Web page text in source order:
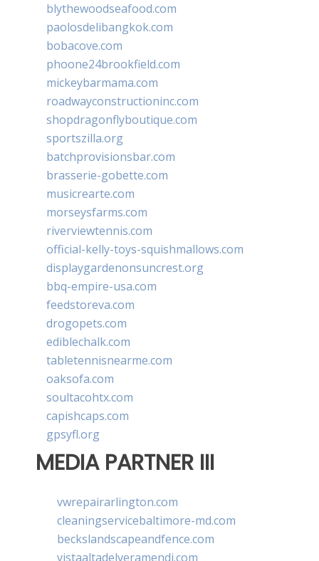
blythewoodseafood.com
paolosdelibangkok.com
bobacove.com
phoone24brookfield.com
mickeybarmama.com
roadwayconstructioninc.com
shopdragonflyboutique.com
sportszilla.org
batchprovisionsbar.com
brasserie-gobette.com
musicrearte.com
morseysfarms.com
riverviewtennis.com
official-kelly-toys-squishmallows.com
displaygardenonsuncrest.org
bbq-empire-usa.com
feedstoreva.com
drogopets.com
ediblechalk.com
tabletennisnearme.com
oaksofa.com
soultacohtx.com
capishcaps.com
gpsyfl.org
MEDIA PARTNER III
vwrepairarlington.com
cleaningservicebaltimore-md.com
beckslandscapeandfence.com
vistaaltadelveramendi.com